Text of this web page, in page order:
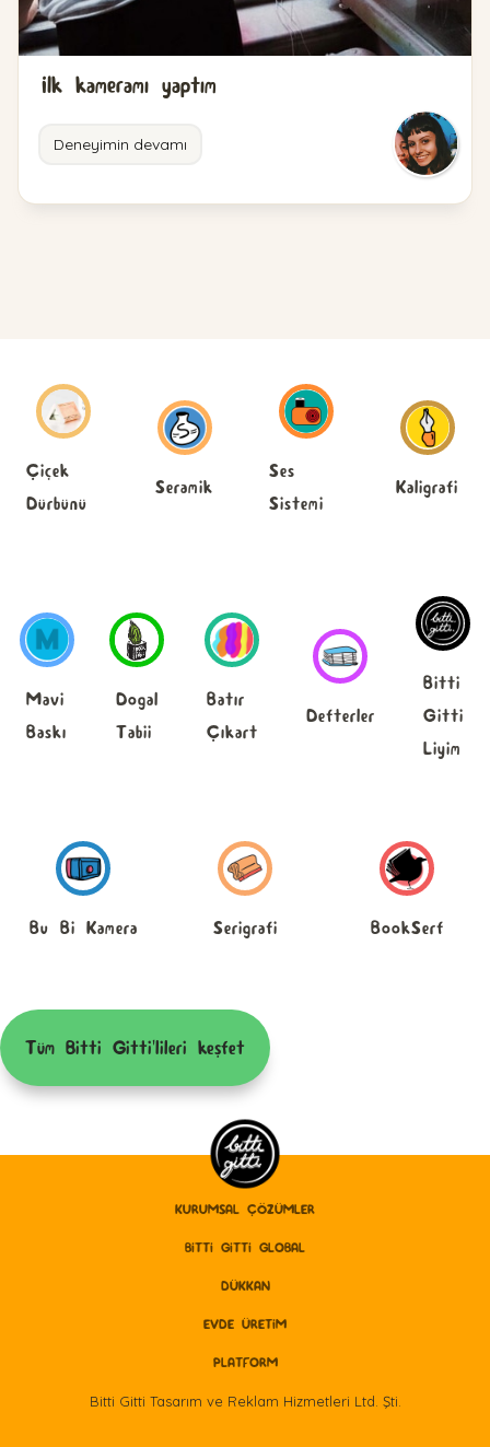
İlk kameramı yaptım
Deneyimin devamı
Çiçek
Dürbünü
Seramik
Ses
Sistemi
Kaligrafi
Mavi
Baskı
Dogal
Tabii
Batır
Çıkart
Defterler
Bitti
Gitti
Liyim
Bu Bi Kamera Serigrafi BookSerf
Tüm Bitti Gitti'lileri keşfet
KURUMSAL ÇÖZÜMLER
BITTI GITTI GLOBAL
DÜKKAN
EVDE ÜRETİM
PLATFORM
Bitti Gitti Tasarım ve Reklam Hizmetleri Ltd. Şti.